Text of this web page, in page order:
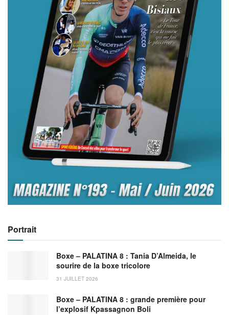
Portrait
Boxe – PALATINA 8 : Tania D’Almeida, le
sourire de la boxe tricolore
31 JUILLET 2026
Boxe – PALATINA 8 : grande première pour
l’explosif Kpassagnon Boli